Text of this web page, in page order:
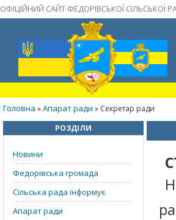
ОФІЦІЙНИЙ САЙТ ФЕДОРІВСЬКОЇ СІЛЬСЬКОЇ
Головна »Апарат ради » Секретар ради
РОЗДІЛИ
Новини
Федорівська громада
Сільська рада інформує
Апарат ради